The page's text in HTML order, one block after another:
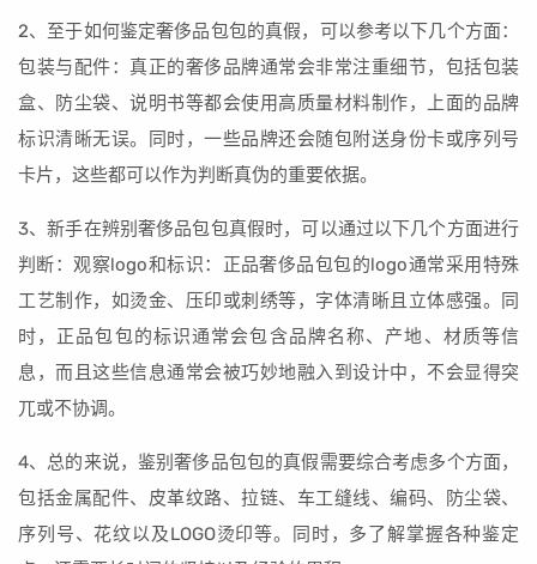
2、至于如何鉴定奢侈品包包的真假，可以参考以下几个方面：
包装与配件：真正的奢侈品牌通常会非常注重细节，包括包装
盒、防尘袋、说明书等都会使用高质量材料制作，上面的品牌
标识清晰无误。同时，一些品牌还会随包附送身份卡或序列号
卡片，这些都可以作为判断真伪的重要依据。
3、新手在辨别奢侈品包包真假时，可以通过以下几个方面进行
判断：观察logo和标识：正品奢侈品包包的logo通常采用特殊
工艺制作，如烫金、压印或刺绣等，字体清晰且立体感强。同
时，正品包包的标识通常会包含品牌名称、产地、材质等信
息，而且这些信息通常会被巧妙地融入到设计中，不会显得突
兀或不协调。
4、总的来说，鉴别奢侈品包包的真假需要综合考虑多个方面，
包括金属配件、皮革纹路、拉链、车工缝线、编码、防尘袋、
序列号、花纹以及LOGO烫印等。同时，多了解掌握各种鉴定